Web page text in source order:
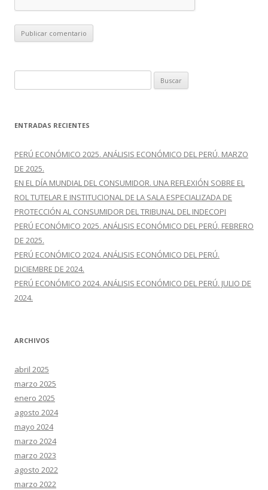
u
c
r
:
ENTRADAS RECIENTES
PERÚ ECONÓMICO 2025. ANÁLISIS ECONÓMICO DEL PERÚ. MARZO
DE 2025.
EN EL DÍA MUNDIAL DEL CONSUMIDOR. UNA REFLEXIÓN SOBRE EL
ROL TUTELAR E INSTITUCIONAL DE LA SALA ESPECIALIZADA DE
PROTECCIÓN AL CONSUMIDOR DEL TRIBUNAL DEL INDECOPI
PERÚ ECONÓMICO 2025. ANÁLISIS ECONÓMICO DEL PERÚ. FEBRERO
DE 2025.
PERÚ ECONÓMICO 2024. ANÁLISIS ECONÓMICO DEL PERÚ.
DICIEMBRE DE 2024.
PERÚ ECONÓMICO 2024. ANÁLISIS ECONÓMICO DEL PERÚ. JULIO DE
2024.
ARCHIVOS
abril 2025
marzo 2025
enero 2025
agosto 2024
mayo 2024
marzo 2024
marzo 2023
agosto 2022
marzo 2022